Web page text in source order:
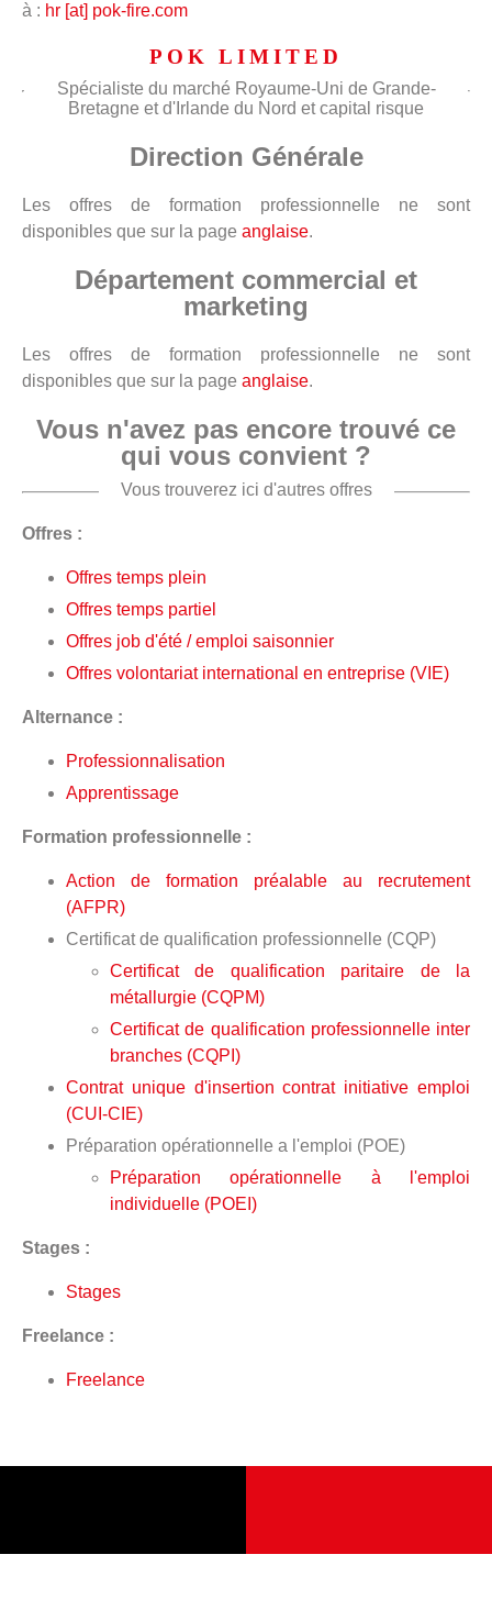
à : hr [at] pok-fire.com
POK LIMITED
Spécialiste du marché Royaume-Uni de Grande-
Bretagne et d'Irlande du Nord et capital risque
Direction Générale
Les offres de formation professionnelle ne sont
disponibles que sur la page anglaise.
Département commercial et
marketing
Les offres de formation professionnelle ne sont
disponibles que sur la page anglaise.
Vous n'avez pas encore trouvé ce
qui vous convient ?
Vous trouverez ici d'autres offres
Offres :
Offres temps plein
Offres temps partiel
Offres job d'été / emploi saisonnier
Offres volontariat international en entreprise (VIE)
Alternance :
Professionnalisation
Apprentissage
Formation professionnelle :
Action de formation préalable au recrutement
(AFPR)
Certificat de qualification professionnelle (CQP)
Certificat de qualification paritaire de la
métallurgie (CQPM)
Certificat de qualification professionnelle inter
branches (CQPI)
Contrat unique d'insertion contrat initiative emploi
(CUI-CIE)
Préparation opérationnelle a l'emploi (POE)
Préparation opérationnelle à l'emploi
individuelle (POEI)
Stages :
Stages
Freelance :
Freelance